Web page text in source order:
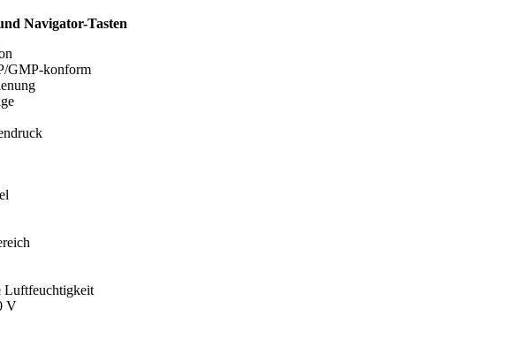
Navigator-Tasten
GMP-konform
V